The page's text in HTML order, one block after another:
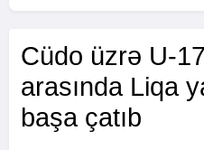
Cüdo üzrə U-
arasında Liqa
başa çatıb